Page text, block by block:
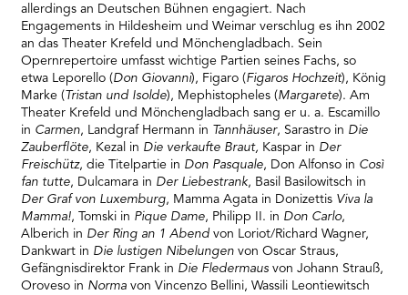
allerdings an Deutschen Bühnen engagiert. Nach
Engagements in Hildesheim und Weimar verschlug es ihn 2002
an das Theater Krefeld und Mönchengladbach. Sein
Opernrepertoire umfasst wichtige Partien seines Fachs, so
etwa Leporello (Don Giovanni), Figaro (Figaros Hochzeit), König
Marke ( Tristan und Isolde), Mephistopheles (Margarete). Am
Theater Krefeld und Mönchengladbach sang er u. a. Escamillo
in Carmen, Landgraf Hermann in Tannhäuser, Sarastro in Die
Zauberflöte, Kezal in Die verkaufte Braut, Kaspar in Der
Freischütz, die Titelpartie in Don Pasquale, Don Alfonso in Così
fan tutte, Dulcamara in Der Liebestrank, Basil Basilowitsch in
Der Graf von Luxemburg, Mamma Agata in Donizettis Viva la
Mamma!, Tomski in Pique Dame, Philipp II. in Don Carlo,
Alberich in Der Ring an 1 Abend von Loriot/Richard Wagner,
Dankwart in Die lustigen Nibelungen von Oscar Straus,
Gefängnisdirektor Frank in Die Fledermaus von Johann Strauß,
Oroveso in Norma von Vincenzo Bellini, Wassili Leontiewitsch